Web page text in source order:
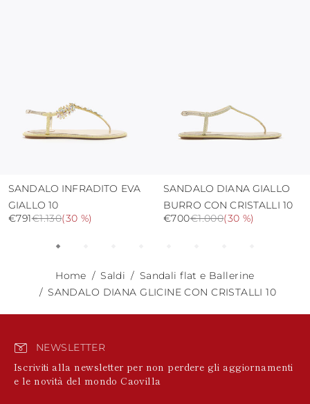
SANDALO INFRADITO EVA
GIALLO 10
€1.130
€791 (30 %)
SANDALO DIANA GIALLO
BURRO CON CRISTALLI 10
€1.000
€700 (30 %)
Home Saldi
Sandali flat e Ballerine
SANDALO DIANA GLICINE CON CRISTALLI 10
NEWSLETTER
Iscriviti alla newsletter per non perdere gli aggiornamenti
e le novità del mondo Caovilla